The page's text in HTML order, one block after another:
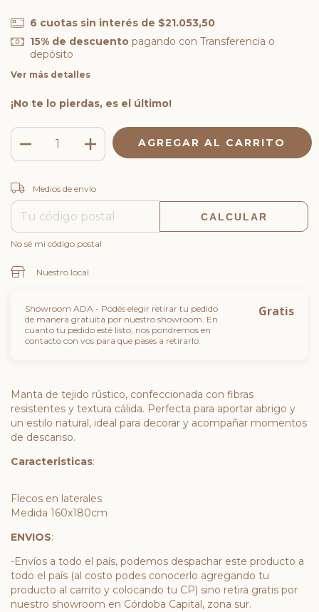
6 cuotas sin interés de $21.053,50
15% de descuentopagando con Transferencia o
depósito
Ver más detalles
¡No te lo pierdas, es el último!
Entregas para el CP:
Medios de envío
CALCULAR
No sé mi código postal
Nuestro local
Showroom ADA - Podés elegir retirar tu pedido
de manera gratuita por nuestro showroom. En
cuanto tu pedido esté listo, nos pondremos en
contacto con vos para que pases a retirarlo.
Gratis
Manta de tejido rústico, confeccionada con fibras
resistentes y textura cálida. Perfecta para aportar abrigo y
un estilo natural, ideal para decorar y acompañar momentos
de descanso.
Caracteristicas:
Flecos en laterales
Medida 160x180cm
ENVIOS:
-Envíos a todo el país, podemos despachar este producto a
todo el país (al costo podes conocerlo agregando tu
producto al carrito y colocando tu CP) sino retira gratis por
nuestro showroom en Córdoba Capital, zona sur.